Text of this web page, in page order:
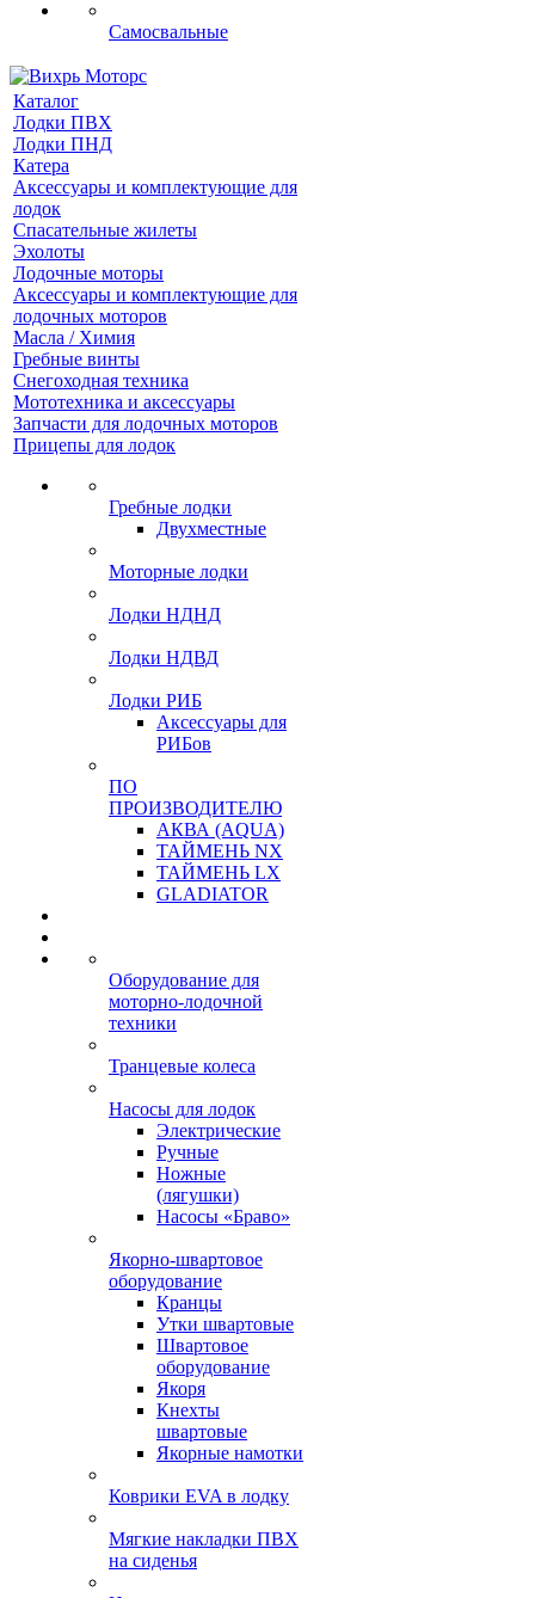
Самосвальные
Каталог
Лодки ПВХ
Лодки ПНД
Катера
Аксессуары и комплектующие для
лодок
Спасательные жилеты
Эхолоты
Лодочные моторы
Аксессуары и комплектующие для
лодочных моторов
Масла / Химия
Гребные винты
Снегоходная техника
Мототехника и аксессуары
Запчасти для лодочных моторов
Прицепы для лодок
Гребные лодки
Двухместные
Моторные лодки
Лодки НДНД
Лодки НДВД
Лодки РИБ
Аксессуары для
РИБов
ПО
ПРОИЗВОДИТЕЛЮ
АКВА (AQUA)
ТАЙМЕНЬ NX
ТАЙМЕНЬ LX
GLADIATOR
Оборудование для
моторно-лодочной
техники
Транцевые колеса
Насосы для лодок
Электрические
Ручные
Ножные
(лягушки)
Насосы «Браво»
Якорно-швартовое
оборудование
Кранцы
Утки швартовые
Швартовое
оборудование
Якоря
Кнехты
швартовые
Якорные намотки
Коврики EVA в лодку
Мягкие накладки ПВХ
на сиденья